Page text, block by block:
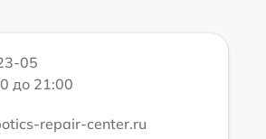
05
до 21:00
repair-center.ru